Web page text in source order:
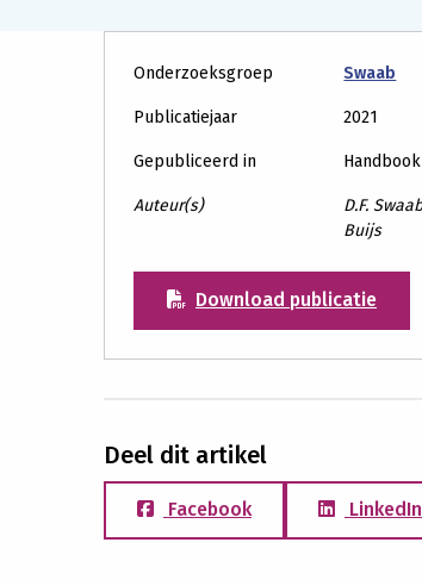
Onderzoeksgroep Swaab
Publicatiejaar 2021
Gepubliceerd in
Auteur(s)
D.F.
Buijs
Download publicatie
Deel dit artikel
Facebook LinkedIn